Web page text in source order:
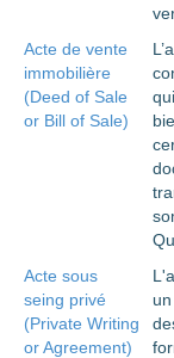
Acte de vente
immobilière
(Deed of Sale
or Bill of Sale)
Acte sous
seing privé
(Private Writing
or Agreement)